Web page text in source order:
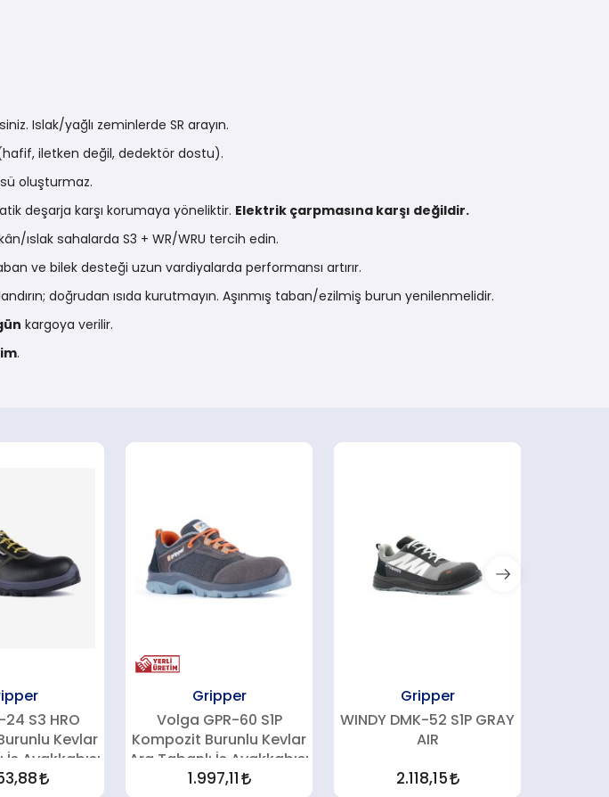
Islak/yağlı zeminlerde SR arayın.
iletken değil, dedektör dostu).
oluşturmaz.
deşarja karşı korumaya yöneliktir. Elektrik çarpmasına karşı değildir.
ıslak sahalarda S3 + WR/WRU tercih edin.
ve bilek desteği uzun vardiyalarda performansı artırır.
doğrudan ısıda kurutmayın. Aşınmış taban/ezilmiş burun yenilenmelidir.
kargoya verilir.
.
24 S3 HRO
Kevlar
İş Ayakkabısı
Gripper
Volga GPR-60 S1P
Kompozit Burunlu Kevlar
Ara Tabanlı İş Ayakkabısı
1.997,11
Gripper
WINDY DMK-52 S1P GRAY
AIR
2.118,15